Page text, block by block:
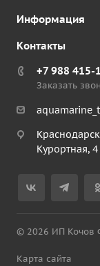
Информация
Контакты
+7 988 415-
Заказать
Курортная, 4
© 2026 ИП Кочов
Карта сайта